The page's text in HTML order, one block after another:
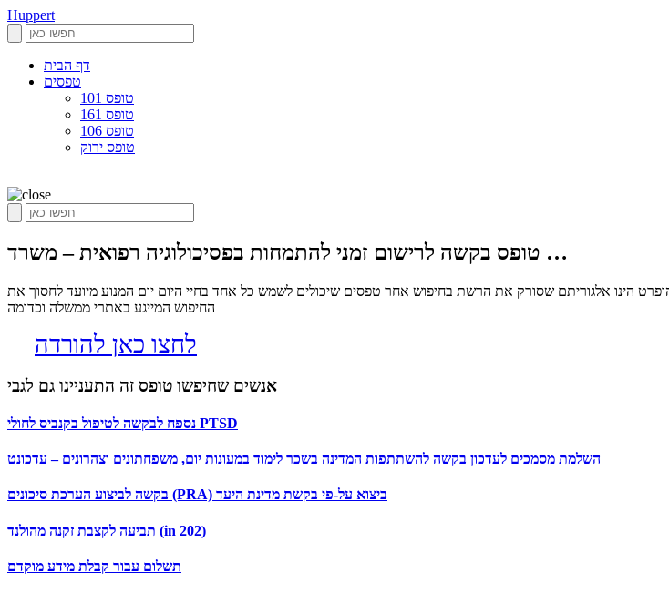
Huppert
דף הבית
טפסים
טופס 101
טופס 161
טופס 106
טופס ירוק
טופס בקשה לרישום זמני להתמחות בפסיכולוגיה רפואית – משרד …
הינו אלגוריתם שסורק את הרשת בחיפוש אחר טפסים שיכולים לשמש כל אחד בחיי היום יום המנוע מיועד לחסוך את
החיפוש המייגע באתרי ממשלה וכדומה
לחצו כאן להורדה
אנשים שחיפשו טופס זה התעניינו גם לגבי
נספח לבקשה לטיפול בקנביס לחולי PTSD
השלמת מסמכים לעדכון בקשה להשתתפות המדינה בשכר לימוד במעונות יום, משפחתונים וצהרונים – עדכונט
בקשה לביצוע הערכת סיכונים (PRA) ביצוא על-פי בקשת מדינת היעד
תביעה לקצבת זקנה מהולנד (in 202)
תשלום עבור קבלת מידע מוקדם